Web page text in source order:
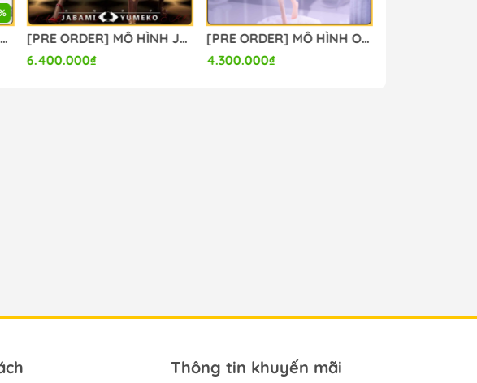
[PRE ORDER] MÔ HÌNH Lycoris Recoil - Inoue Takina - High Premium Figure - Street Snap (Sega Fave) FIGURE CHÍNH HÃNG
[PRE ORDER] MÔ HÌNH Jabami Yumeko - Kakegurui (MBB Studio) FIGURE CHÍNH HÃNG
6.400.000₫
[PRE ORDER] MÔ HÌNH Original - Eve - 1/6 - Agape ver. (Omaha) FIGURE CHÍNH HÃNG
4.300.000₫
Thông tin khuyến mãi